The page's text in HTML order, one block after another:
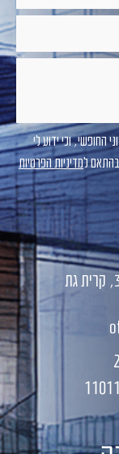
החופשי, וכי ידוע לי
בהתאם למדיניות הפרטיות